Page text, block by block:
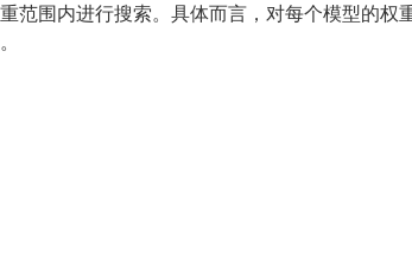
范围内进行搜索。具体而言，对每个模型的权